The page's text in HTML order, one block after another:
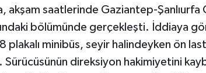
akşam saatlerinde Gaziantep-
bölümünde gerçekleşti. İddiaya
plakalı minibüs, seyir halindeyken ön
Sürücüsünün direksiyon hakimiyetini